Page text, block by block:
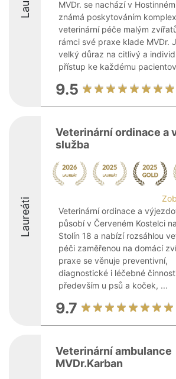
MVDr. se nachází v
známá poskytováním
veterinární péče malým
rámci své praxe klade MVDr.
velký důraz na citlivý a
přístup ke každému
9.5
Laureáti
Veterinární ordinace a
služba
Veterinární ordinace a
působí v Červeném Kostelci
Stolín 18 a nabízí rozsáhlou
péči zaměřenou na domácí
praxe se věnuje preventivní,
diagnostické i léčebné
především u psů a koček, ...
9.7
Veterinární ambulance
MVDr.Karban